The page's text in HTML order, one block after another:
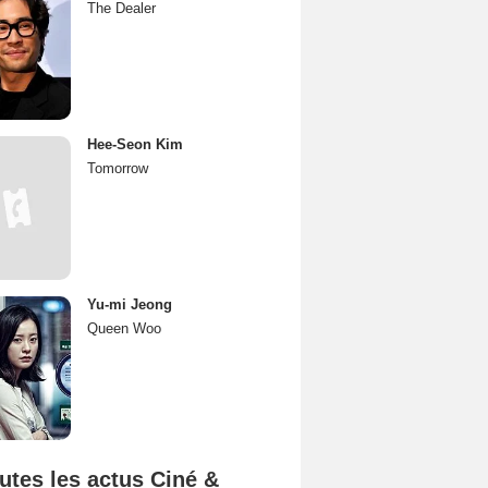
The Dealer
Hee-Seon Kim
Tomorrow
Yu-mi Jeong
Queen Woo
les actus Ciné &